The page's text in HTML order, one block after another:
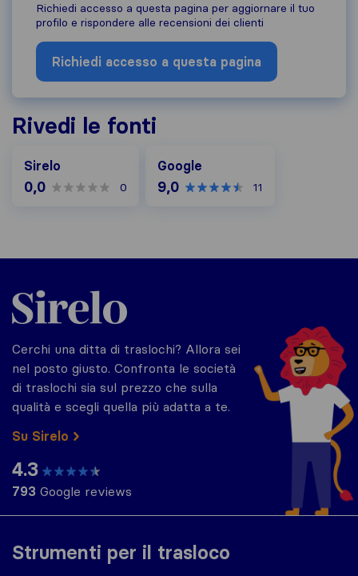
Richiedi accesso a questa pagina per aggiornare il tuo
profilo e rispondere alle recensioni dei clienti
Richiedi accesso a questa pagina
Rivedi le fonti
Sirelo
0,0 0
Google
9,0 11
Strumenti per il trasloco
Sirelo.it
Cerchi una ditta di traslochi? Allora sei
nel posto giusto. Confronta le società
di traslochi sia sul prezzo che sulla
qualità e scegli quella più adatta a te.
Su Sirelo
4.3
793 Google reviews